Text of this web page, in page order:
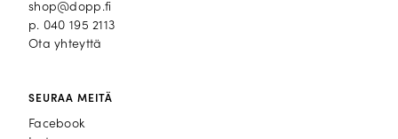
shop@dopp.fi
p. 040 195 2113
Ota yhteyttä
SEURAA MEITÄ
Facebook
Facebook